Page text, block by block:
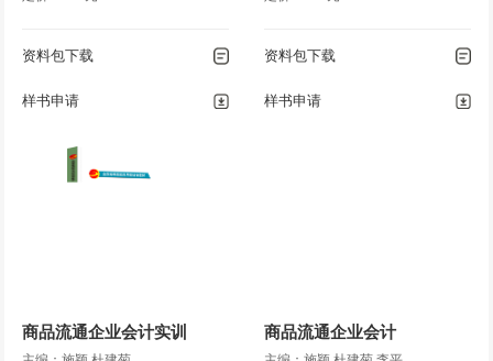
资料包下载
样书申请
资料包下载
样书申请
商品流通企业会计实训 商品流通企业会计